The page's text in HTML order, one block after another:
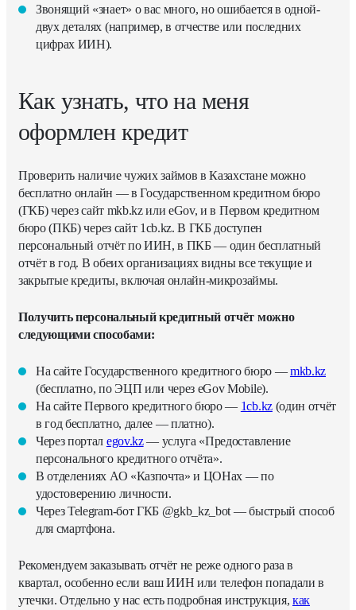
Звонящий «знает» о вас много, но ошибается в одной-
двух деталях (например, в отчестве или последних
цифрах ИИН).
Как узнать, что на меня
оформлен кредит
Проверить наличие чужих займов в Казахстане можно
бесплатно онлайн — в Государственном кредитном бюро
(ГКБ) через сайт mkb.kz или eGov, и в Первом кредитном
бюро (ПКБ) через сайт 1cb.kz. В ГКБ доступен
персональный отчёт по ИИН, в ПКБ — один бесплатный
отчёт в год. В обеих организациях видны все текущие и
закрытые кредиты, включая онлайн-микрозаймы.
Получить персональный кредитный отчёт можно
следующими способами:
На сайте Государственного кредитного бюро —mkb.kz
(бесплатно, по ЭЦП или через eGov Mobile).
На сайте Первого кредитного бюро — 1cb.kz(один отчёт
в год бесплатно, далее — платно).
Через портал egov.kz— услуга «Предоставление
персонального кредитного отчёта».
В отделениях АО «Казпочта» и ЦОНах — по
удостоверению личности.
Через Telegram-бот ГКБ @gkb_kz_bot — быстрый способ
для смартфона.
Рекомендуем заказывать отчёт не реже одного раза в
квартал, особенно если ваш ИИН или телефон попадали в
утечки. Отдельно у нас есть подробная инструкция, как